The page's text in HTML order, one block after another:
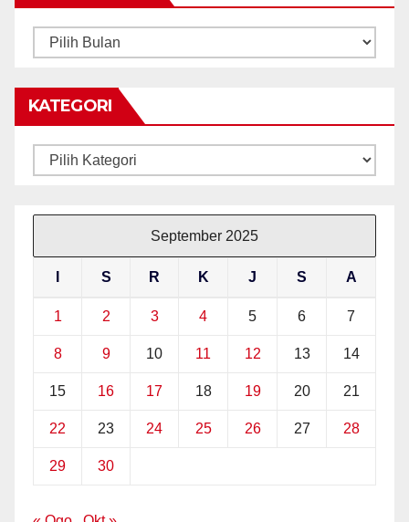
ARKIB
KATEGORI
Kategori
September 2025
S R K J S A
1 2 3 4 5 6 7
8 9 10 11 12 13 14
15 16 17 18 19 20 21
22 23 24 25 26 27 28
29 30